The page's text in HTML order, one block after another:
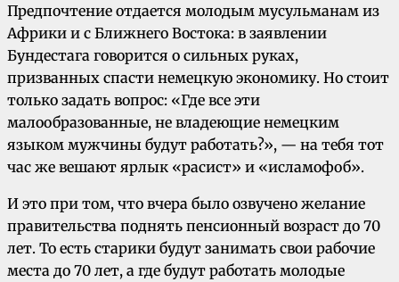
Предпочтение отдается молодым мусульманам из
Африки и с Ближнего Востока: в заявлении
Бундестага говорится о сильных руках,
призванных спасти немецкую экономику. Но стоит
только задать вопрос: «Где все эти
малообразованные, не владеющие немецким
языком мужчины будут работать?», — на тебя тот
час же вешают ярлык «расист» и «исламофоб».
И это при том, что вчера было озвучено желание
правительства поднять пенсионный возраст до 70
лет. То есть старики будут занимать свои рабочие
места до 70 лет, а где бyдут работать молодые